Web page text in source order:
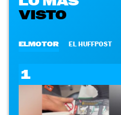
VISTO
ELMOTOR EL HUFFPOST
1